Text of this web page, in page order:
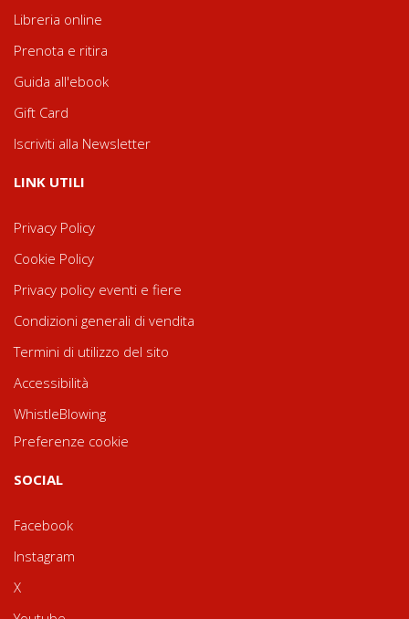
Libreria online
Prenota e ritira
Guida all'ebook
Gift Card
Iscriviti alla Newsletter
LINK UTILI
Privacy Policy
Cookie Policy
Privacy policy eventi e fiere
Condizioni generali di vendita
Termini di utilizzo del sito
Accessibilità
WhistleBlowing
Preferenze cookie
SOCIAL
Facebook
Instagram
X